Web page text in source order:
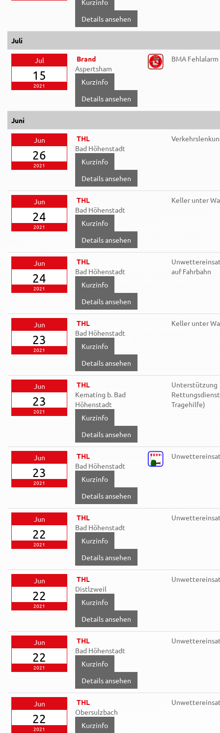
Details ansehen
Juli
Jul
15
2021
Brand
Aspertsham
Details ansehen
BMA Fehlalarm
Juni
Jun
26
2021
THL
Bad Höhenstadt
Details ansehen
Jun
24
2021
THL
Bad Höhenstadt
Details ansehen
Keller unter
Jun
24
2021
THL
Bad Höhenstadt
Details ansehen
auf Fahrbahn
Jun
23
2021
THL
Bad Höhenstadt
Details ansehen
Keller unter
Jun
23
2021
THL
Kemating b. Bad
Höhenstadt
Details ansehen
Unterstützung
Tragehilfe)
Jun
23
2021
THL
Bad Höhenstadt
Details ansehen
Jun
22
2021
THL
Bad Höhenstadt
Details ansehen
Jun
22
2021
THL
Distlzweil
Details ansehen
Jun
22
2021
THL
Bad Höhenstadt
Details ansehen
Jun
22
2021
THL
Obersulzbach